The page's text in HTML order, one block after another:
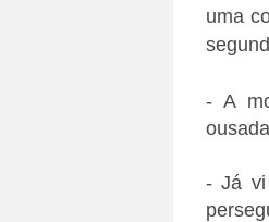
uma
- A
- Já vi